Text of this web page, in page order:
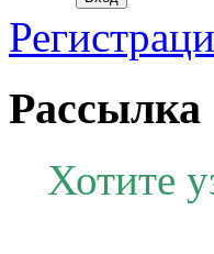
Рассылка
Хотите